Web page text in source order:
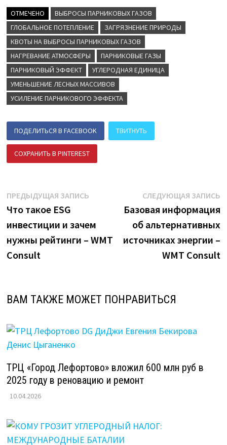
ОТМЕЧЕНО
ВЫБРОСЫ ПАРНИКОВЫХ ГАЗОВ
ГЛОБАЛЬНОЕ ПОТЕПЛЕНИЕ
ЗАГРЯЗНЕНИЕ ПРИРОДЫ
КВОТЫ НА ВЫБРОСЫ ПАРНИКОВЫХ ГАЗОВ
НАГРЕВАНИЕ АТМОСФЕРЫ
ПАРНИКОВЫЕ ГАЗЫ
ПАРНИКОВЫЙ ЭФФЕКТ
УГЛЕРОДНАЯ ЕДИНИЦА
УМЕНЬШЕНИЕ ЛЕСНЫХ МАССИВОВ
УСИЛЕНИЕ ПАРНИКОВОГО ЭФФЕКТА
ПОДЕЛИТЬСЯ В FACEBOOK ТВИТНУТЬ
СОХРАНИТЬ В PINTEREST
Навигация
по
записям
ПРЕДЫДУЩАЯ ЗАПИСЬПредыдущая
Что такое ESG
инвестиции и зачем
нужны рейтинги – WMT
Consult
СЛЕДУЮЩАЯ ЗАПИСЬ
Базовая информация
об альтернативных
источниках энергии –
WMT Consult
ВАМ ТАКЖЕ МОЖЕТ ПОНРАВИТЬСЯ
ТРЦ «Город Лефортово» вложил 600 млн руб в
2025 году в реновацию и ремонт
10.04.2026